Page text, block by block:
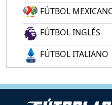
FÚTBOL
FÚTBOL INGLÉS
FÚTBOL ITALIANO